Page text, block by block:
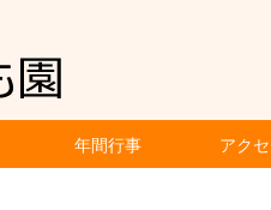
年間行事 アク